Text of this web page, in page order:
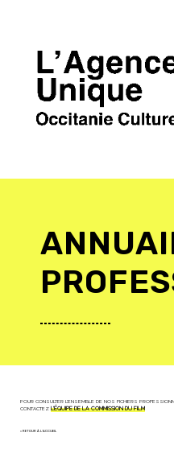
POUR CONSULTER L'ENSEMBLE DE NOS FICHIERS
CONTACTEZ L'ÉQUIPE DE LA COMMISSION DU FILM
< RETOUR À L'ACCUEIL